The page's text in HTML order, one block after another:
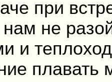
при
не
и
плавать